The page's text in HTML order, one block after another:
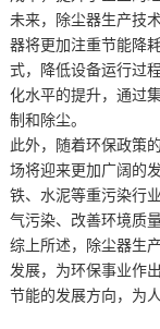
未来，除尘器生产技
器将更加注重节能降
式，降低设备运行过
化水平的提升，通过
制和除尘。
此外，随着环保政策
场将迎来更加广阔的
铁、水泥等重污染行
气污染、改善环境质
综上所述，除尘器生
发展，为环保事业作
节能的发展方向，为